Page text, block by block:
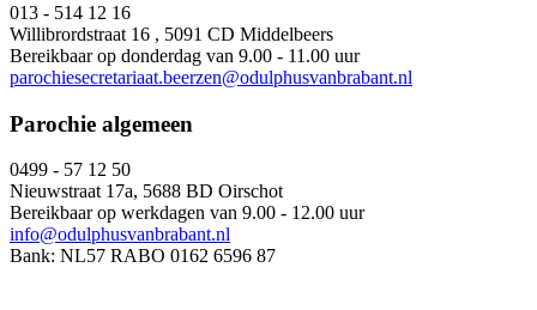
013 - 514 12 16
Willibrordstraat 16 , 5091 CD Middelbeers
Bereikbaar op donderdag van 9.00 - 11.00 uur
parochiesecretariaat.beerzen@odulphusvanbrabant.nl
Parochie algemeen
0499 - 57 12 50
Nieuwstraat 17a, 5688 BD Oirschot
Bereikbaar op werkdagen van 9.00 - 12.00 uur
info@odulphusvanbrabant.nl
Bank: NL57 RABO 0162 6596 87